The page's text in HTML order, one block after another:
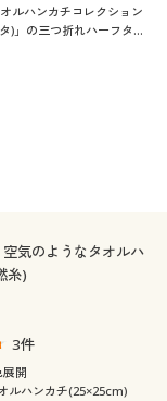
ルハンカチコレクション
)」の三つ折れハーフタオ
空気のようなタオルハ
糸)
3件
開
ルハンカチ(25×25cm)